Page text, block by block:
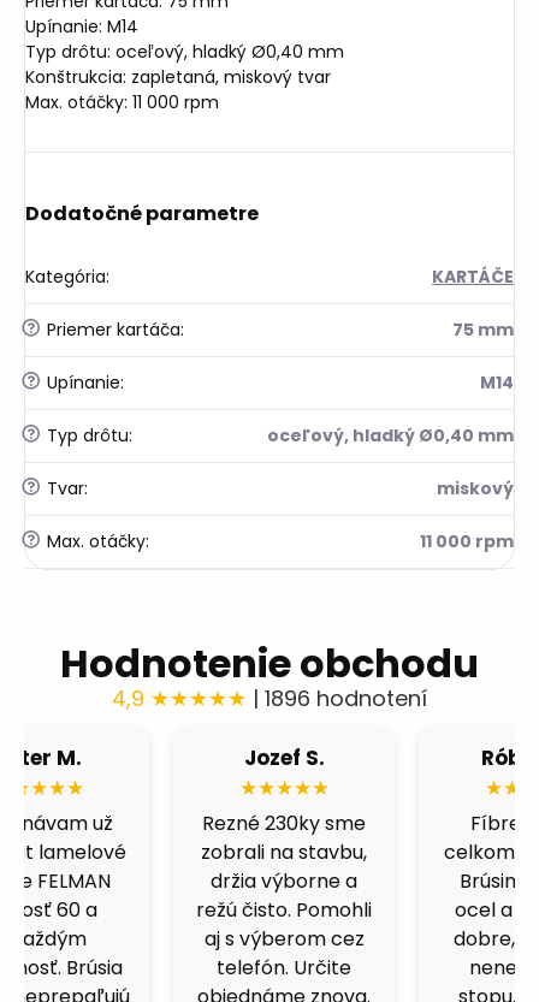
Upínanie: M14
Typ drôtu: oceľový, hladký Ø0,40 mm
Konštrukcia: zapletaná, miskový tvar
Max. otáčky: 11 000 rpm
Dodatočné parametre
Kategória: KARTÁČE
? Priemer kartáča: 75 mm
? Upínanie: M14
? Typ drôtu: oceľový, hladký Ø0,40 mm
? Tvar: miskový
? Max. otáčky: 11 000 rpm
Hodnotenie obchodu
4,9 ★★★★★ | 1896 hodnotení
Fíbre 80 nás
celkom prekvapili.
Brúsime čiernu
ocel a berú fest
dobre, nepália a
nenechávajú
Výborná cena a
kvalita. Skúšal som
viacero obchodov,
ale kotucovo má
fakt dobrý pomer.
125ky premium